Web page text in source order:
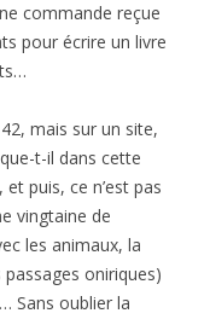
commande reçue
pour écrire un livre
mais sur un site,
t-il dans cette
puis, ce n’est pas
vingtaine de
les animaux, la
passages oniriques)
Sans oublier la